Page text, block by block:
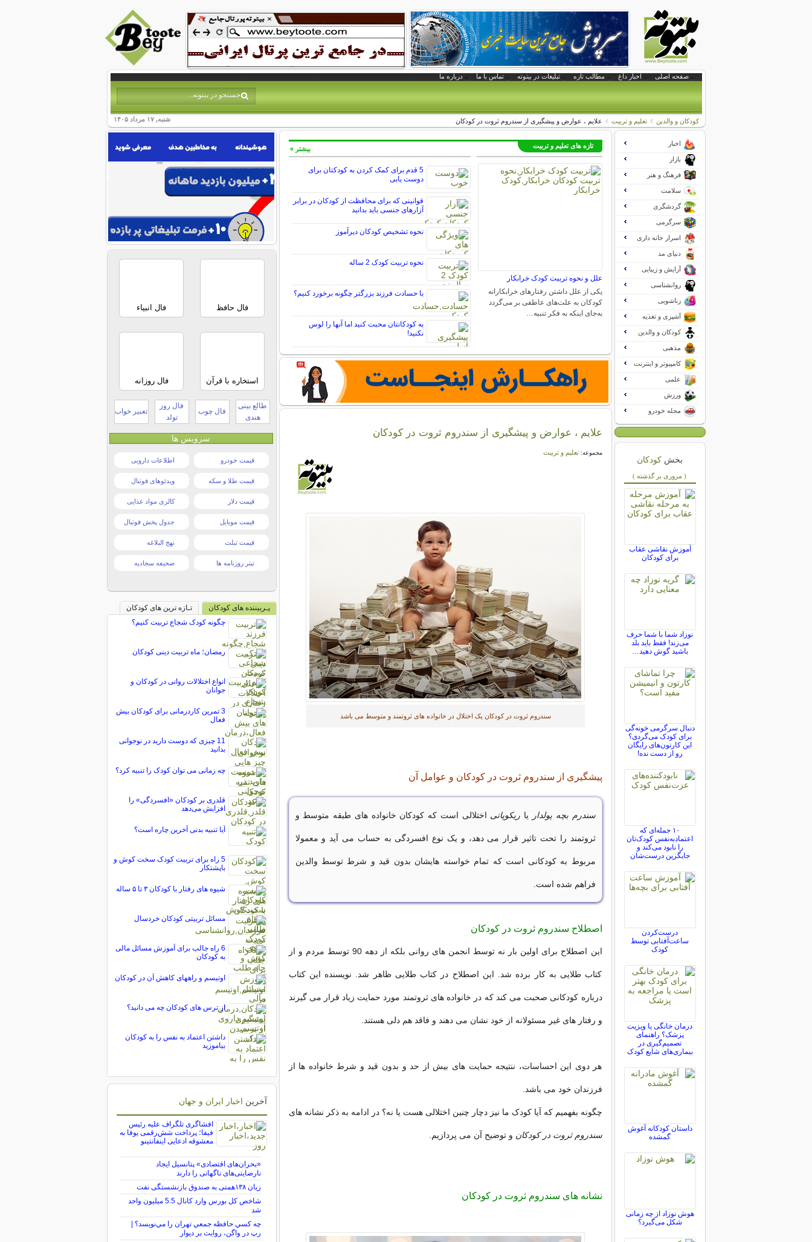
صفحه اصلی اخبار داغ مطالب تازه تبلیغات در بیتوته تماس با ما درباره ما
شنبه, ۱۷ مرداد ۱۴۰۵ کودکان و والدین تعلیم و تربیت علایم ، عوارض و پیشگیری از سندروم ثروت در کودکان
تازه های تعلیم و تربیت
علل و نحوه تربیت کودک خرابکار
یکی از علل داشتن رفتارهای خرابکارانه
کودکان به علت‌های عاطفی بر می‌گردد
به‌جای اینکه به فکر تنبیه…
5 قدم برای کمک کردن به کودکتان برای
دوست یابی
قوانینی که برای محافظت از کودکان در برابر
آزارهای جنسی باید بدانید
نحوه تشخیص کودکان دیرآموز
نحوه تربیت کودک 2 ساله
با حسادت فرزند بزرگتر چگونه برخورد کنیم؟
به کودکانتان محبت کنید اما آنها را لوس
نکنید!
بیشتر »
علایم ، عوارض و پیشگیری از سندروم ثروت در کودکان
مجموعه:تعلیم و تربیت
سندروم ثروت در کودکان یک اختلال در خانواده های ثروتمند و متوسط می باشد
پیشگیری از سندروم ثروت در کودکان و عوامل آن
سندرم بچه پولدار یا ریکوپاتی اختلالی است که کودکان خانواده های طبقه متوسط و
ثروتمند را تحت تاثیر قرار می دهد، و یک نوع افسردگی به حساب می آید و معمولا
مربوط به کودکانی است که تمام خواسته هایشان بدون قید و شرط توسط والدین
فراهم شده است.
اصطلاح سندروم ثروت در کودکان
این اصطلاح برای اولین بار نه توسط انجمن های روانی بلکه از دهه 90 توسط مردم و از
کتاب طلایی به کار برده شد. این اصطلاح در کتاب طلایی ظاهر شد. نویسنده این کتاب
درباره کودکانی صحبت می کند که در خانواده های ثروتمند مورد حمایت زیاد قرار می گیرند
و رفتار های غیر مسئولانه از خود نشان می دهند و فاقد هم دلی هستند.
هر دوی این احساسات، ننتیجه حمایت های بیش از حد و بدون قید و شرط خانواده ها از
فرزندان خود می باشد.
چگونه بفهمیم که آیا کودک ما نیز دچار چنین اختلالی هست یا نه؟ در ادامه به ذکر نشانه های
سندروم ثروت در کودکان و توضیح آن می پردازیم.
نشانه های سندروم ثروت در کودکان
اخبار
بازار
فرهنگ و هنر
سلامت
گردشگری
سرگرمی
اسرار خانه داری
دنیای مد
آرایش و زیبایی
روانشناسی
زناشویی
آشپزی و تغذیه
کودکان و والدین
مذهبی
کامپیوتر و اینترنت
علمی
ورزش
مجله خودرو
بخش کودکان
( مروری بر گذشته )
آموزش نقاشی عقاب
برای کودکان
نوزاد شما با شما حرف
می‌زند! فقط باید بلد
باشید گوش دهید…
دنبال سرگرمی خونه‌گی
برای کودک می‌گردی؟
این کارتون‌های رایگان
رو از دست نده!
۱۰ جمله‌ای که
اعتمادبه‌نفس کودک‌تان
را نابود می‌کند و
جایگزین درست‌شان
درست‌کردن
ساعت‌آفتابی توسط
کودک
درمان خانگی یا ویزیت
پزشک؟ راهنمای
تصمیم‌گیری در
بیماری‌های شایع کودک
داستان کودکانه آغوش
گمشده
هوش نوزاد از چه زمانی
شکل می‌گیرد؟
فال حافظ فال انبیاء
استخاره با قرآن فال روزانه
طالع بینی
هندی
فال چوب
فال روز
تولد
تعبیر خواب
سرویس ها
قیمت خودرو اطلاعات دارویی
قیمت طلا و سکه ویدئوهای فوتبال
قیمت دلار کالری مواد غذایی
قیمت موبایل جدول پخش فوتبال
قیمت تبلت نهج البلاغه
تیتر روزنامه ها صحیفه سجادیه
پـربیننده های کودکان
تـازه ترین های کودکان
چگونه کودک شجاع تربیت کنیم؟
رمضان؛ ماه تربیت دینی کودکان
انواع اختلالات روانی در کودکان و
جوانان
3 تمرین کاردرمانی برای کودکان بیش
فعال
11 چیزی که دوست دارید در نوجوانی
بدانید
چه زمانی می توان کودک را تنبیه کرد؟
قلدری بر کودکان «افسردگی» را
افزایش می‌دهد
آیا تنبیه بدنی آخرین چاره است؟
5 راه برای تربیت کودک سخت کوش و
باپشتکار
شیوه های رفتار با کودکان ۳ تا ۵ ساله
مسائل تربیتی کودکان خردسال
6 راه جالب برای آموزش مسائل مالی
به کودکان
اوتیسم و راههای کاهش آن در کودکان
از ترس های کودکان چه می دانید؟
داشتن اعتماد به نفس را به کودکان
بیاموزید
آخرین اخبار ایران و جهان
افشاگری تلگراف علیه رئیس
فیفا؛ پرداخت شش‌رقمی یوفا به
معشوقه ادعایی اینفانتینو
«بحران‌های اقتصادی» پتانسیل ایجاد
نارضایتی‌های ناگهانی را دارند
زیان ۱۳۸همتی به صندوق بازنشستگی نفت
شاخص کل بورس وارد کانال 5.5 میلیون واحد
شد
چه كسي حافظه جمعي تهران را مي‌نويسد؟ |
رپ در واگن، روايت بر ديوار